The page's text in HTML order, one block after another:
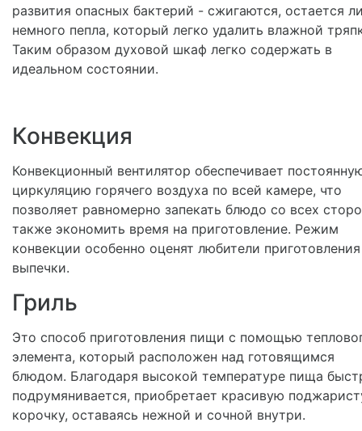
развития опасных бактерий - сжигаются, остается
немного пепла, который легко удалить влажной
Таким образом духовой шкаф легко содержать в
идеальном состоянии.
Конвекция
Конвекционный вентилятор обеспечивает
циркуляцию горячего воздуха по всей камере, что
позволяет равномерно запекать блюдо со всех
также экономить время на приготовление. Режим
конвекции особенно оценят любители приготовления
выпечки.
Гриль
Это способ приготовления пищи с помощью
элемента, который расположен над готовящимся
блюдом. Благодаря высокой температуре пища
подрумянивается, приобретает красивую
корочку, оставаясь нежной и сочной внутри.